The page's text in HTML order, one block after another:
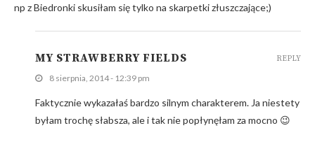
np z Biedronki skusiłam się tylko na skarpetki złuszczające;)
MY STRAWBERRY FIELDS
8 sierpnia, 2014 - 12:39 pm
Faktycznie wykazałaś bardzo silnym charakterem. Ja niestety
byłam trochę słabsza, ale i tak nie popłynęłam za mocno 😉
REPLY